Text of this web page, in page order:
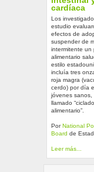
cardíaca
Los
estudio
efectos de
suspender de
intermitente un
alimentario
estilo
incluía tres
roja magra
cerdo) por día
jóvenes sanos,
llamado
alimentario”.
PorNational
Board de
Leer más...